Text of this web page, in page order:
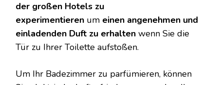
der großen Hotels zu
experimentieren um einen angenehmen und
einladenden Duft zu erhalten wenn Sie die
Tür zu Ihrer Toilette aufstoßen.
Um Ihr Badezimmer zu parfümieren, können